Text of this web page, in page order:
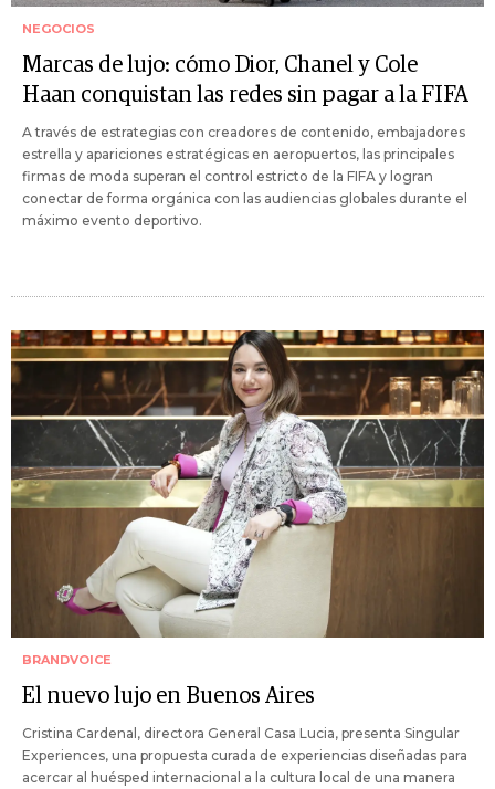
NEGOCIOS
Marcas de lujo: cómo Dior, Chanel y Cole
Haan conquistan las redes sin pagar a la FIFA
A través de estrategias con creadores de contenido, embajadores
estrella y apariciones estratégicas en aeropuertos, las principales
firmas de moda superan el control estricto de la FIFA y logran
conectar de forma orgánica con las audiencias globales durante el
máximo evento deportivo.
BRANDVOICE
El nuevo lujo en Buenos Aires
Cristina Cardenal, directora General Casa Lucia, presenta Singular
Experiences, una propuesta curada de experiencias diseñadas para
acercar al huésped internacional a la cultura local de una manera